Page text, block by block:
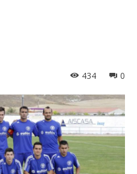
0
434